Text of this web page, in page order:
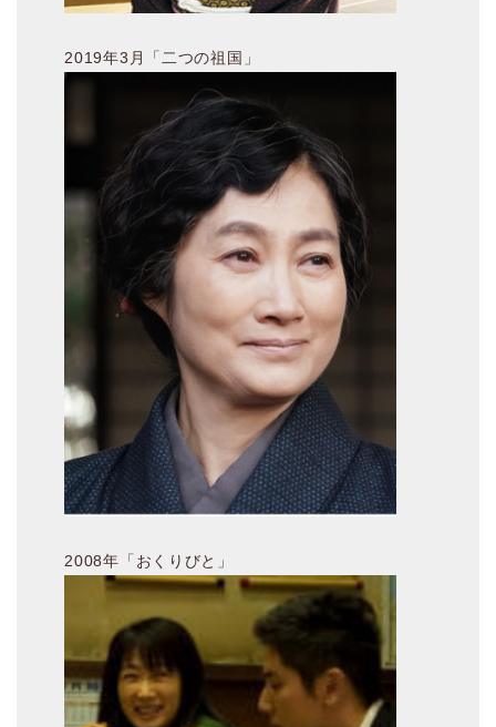
2019年3月「二つの祖国」
2008年「おくりびと」